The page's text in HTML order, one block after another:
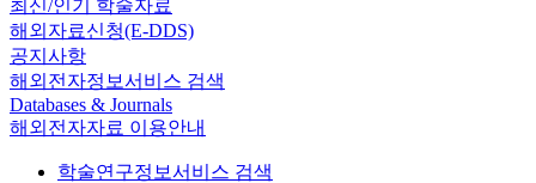
최신/인기 학술자료
해외자료신청(E-DDS)
공지사항
해외전자정보서비스 검색
Databases & Journals
해외전자자료 이용안내
학술연구정보서비스 검색